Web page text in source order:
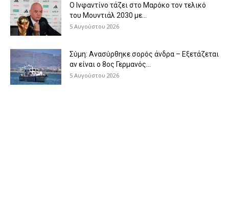
Ο Ινφαντίνο τάζει στο Μαρόκο τον τελικό
του Μουντιάλ 2030 με...
5 Αυγούστου 2026
Σύμη: Ανασύρθηκε σορός άνδρα – Εξετάζεται
αν είναι ο 8ος Γερμανός...
5 Αυγούστου 2026